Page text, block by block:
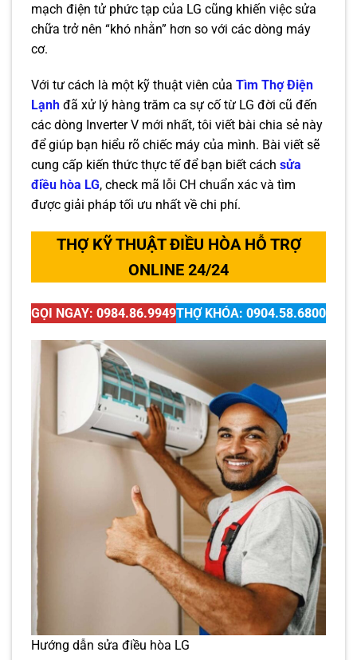
mạch điện tử phức tạp của LG cũng khiến việc sửa
chữa trở nên “khó nhằn” hơn so với các dòng máy
cơ.
Với tư cách là một kỹ thuật viên của Tìm Thợ Điện
Lạnh đã xử lý hàng trăm ca sự cố từ LG đời cũ đến
các dòng Inverter V mới nhất, tôi viết bài chia sẻ này
để giúp bạn hiểu rõ chiếc máy của mình. Bài viết sẽ
cung cấp kiến thức thực tế để bạn biết cách sửa
điều hòa LG, check mã lỗi CH chuẩn xác và tìm
được giải pháp tối ưu nhất về chi phí.
THỢ KỸ THUẬT ĐIỀU HÒA HỖ TRỢ
ONLINE 24/24
GỌI NGAY: 0984.86.9949THỢ KHÓA: 0904.58.6800
Hướng dẫn sửa điều hòa LG